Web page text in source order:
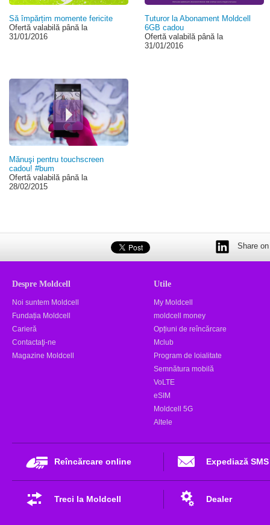
Să împărțim momente fericite
Ofertă valabilă până la
31/01/2016
Tuturor la Abonament Moldcell
6GB cadou
Ofertă valabilă până la
31/01/2016
Mănuşi pentru touchscreen
cadou! #bum
Ofertă valabilă până la
28/02/2015
Share
Despre Moldcell
Noi suntem Moldcell
Fundația Moldcell
Carieră
Contactaţi-ne
Magazine Moldcell
Utile
My Moldcell
moldcell money
Opțiuni de reîncărcare
Mclub
Program de loialitate
Semnătura mobilă
VoLTE
eSIM
Moldcell 5G
Altele
Reîncărcare online Expediază SMS
Treci la Moldcell Dealer